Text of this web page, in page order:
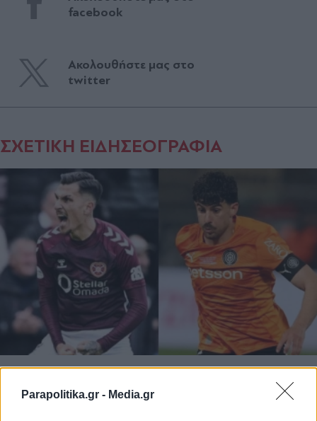
Parapolitika.gr - Media.gr
facebook
Ακολουθήστε μας στο
twitter
ΣΧΕΤΙΚΗ ΕΙΔΗΣΕΟΓΡΑΦΙΑ
ΦΙΛΙΠΠΟΣ ΚΑΤΣΙΩΤΗΣ